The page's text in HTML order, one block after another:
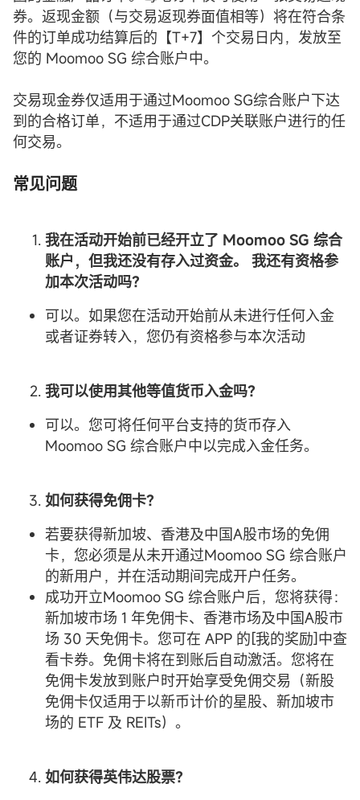
券。返现金额（与交易返现券面值相等）将在符合条
件的订单成功结算后的【T+7】个交易日内，发放至
您的 Moomoo SG 综合账户中。
交易现金券仅适用于通过Moomoo SG综合账户下达
到的合格订单，不适用于通过CDP关联账户进行的任
何交易。
常见问题
我在活动开始前已经开立了 Moomoo SG 综合
账户 ，但我还没有存入过资金。 我还有资格参
加本次活动吗？
可以。如果您在活动开始前从未进行任何入金
或者证券转入，您仍有资格参与本次活动
我可以使用其他等值货币入金吗？
可以。您可将任何平台支持的货币存入
Moomoo SG 综合账户中以完成入金任务。
如何获得免佣卡？
若要获得新加坡、香港及中国A股市场的免佣
卡，您必须是从未开通过Moomoo SG 综合账户
的新用户，并在活动期间完成开户任务。
成功开立Moomoo SG 综合账户后，您将获得：
新加坡市场 1 年免佣卡、香港市场及中国A股市
场 30 天免佣卡。您可在 APP 的[我的奖励]中查
看卡券。免佣卡将在到账后自动激活。您将在
免佣卡发放到账户时开始享受免佣交易（新股
免佣卡仅适用于以新币计价的星股、新加坡市
场的 ETF 及 REITs）。
如何获得英伟达股票？